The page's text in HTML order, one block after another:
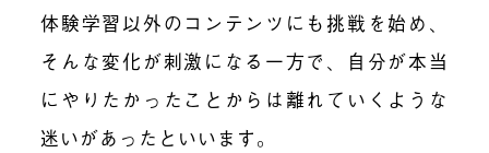
体験学習以外のコンテンツにも挑戦を始め、
そんな変化が刺激になる一方で、自分が本当
にやりたかったことからは離れていくような
迷いがあったといいます。